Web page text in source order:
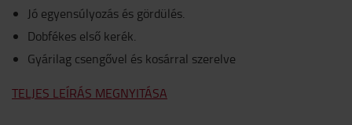
Jó egyensúlyozás és gördülés.
Dobfékes első kerék.
Gyárilag csengővel és kosárral szerelve
TELJES LEÍRÁS MEGNYITÁSA